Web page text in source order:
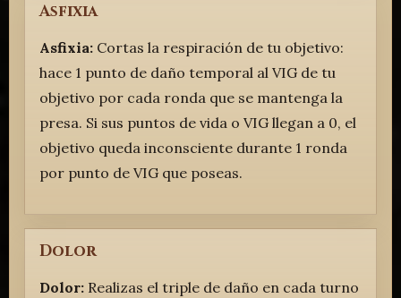
Asfixia
Asfixia:Cortas la respiración de tu objetivo:
hace 1 punto de daño temporal al VIG de tu
objetivo por cada ronda que se mantenga la
presa. Si sus puntos de vida o VIG llegan a 0, el
objetivo queda inconsciente durante 1 ronda
por punto de VIG que poseas.
Dolor
Dolor:Realizas el triple de daño en cada turno